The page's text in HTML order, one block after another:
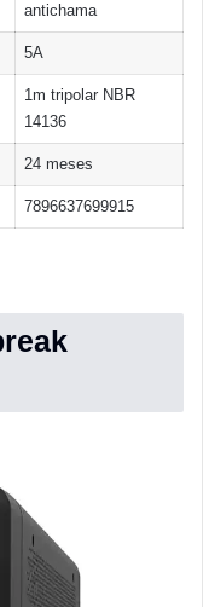
antichama
5A
1m tripolar NBR
14136
24 meses
7896637699915